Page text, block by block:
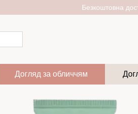
Безкоштовна
Догляд за обличчям